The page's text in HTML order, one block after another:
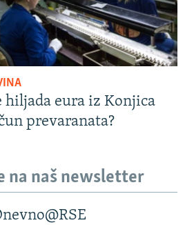
hiljada eura iz Konjica
prevaranata?
na naš newsletter